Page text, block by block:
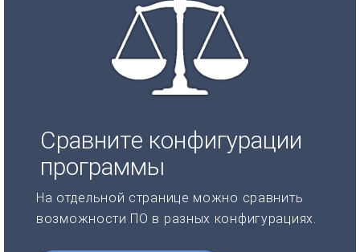
Сравните конфигурации
программы
На отдельной странице можно сравнить
возможности ПО в разных конфигурациях.